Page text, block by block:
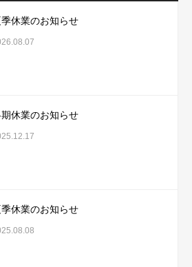
季休業のお知らせ
休業のお知らせ
季休業のお知らせ